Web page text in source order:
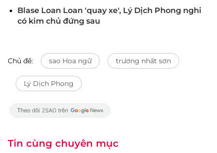
Blase Loan Loan 'quay xe', Lý Dịch Phong nghi
có kim chủ đứng sau
Chủ đề: sao Hoa ngữ trương nhất sơn
Lý Dịch Phong
Tin cùng chuyên mục